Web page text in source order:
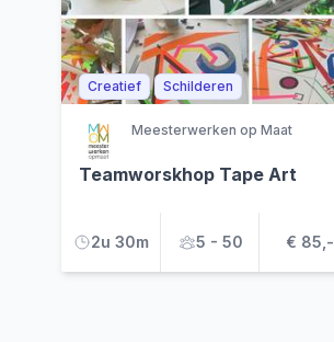
Creatief Schilderen
Meesterwerken op Maat
Teamworskhop Tape Art
2u 30m 5 - 50 € 85,-